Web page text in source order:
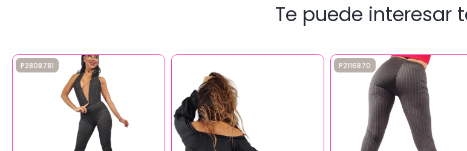
Te puede interesar
P2808781 P2116870